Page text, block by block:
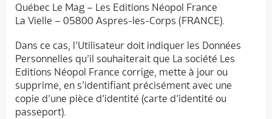
Québec Le Mag – Les Editions Néopol France
La Vielle – 05800 Aspres-les-Corps (FRANCE).
Dans ce cas, l’Utilisateur doit indiquer les Données
Personnelles qu’il souhaiterait que La société Les
Editions Néopol France corrige, mette à jour ou
supprime, en s’identifiant précisément avec une
copie d’une pièce d’identité (carte d’identité ou
passeport).